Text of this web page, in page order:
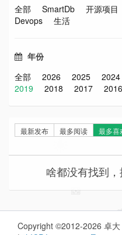
全部
SmartDb 开源项目
Devops
生活
年份
全部
2026 2025 2024
2019
2018 2017 2016
最新发布 最多阅读 最多喜
啥都没有找到
Copyright ©2012-2026 卓